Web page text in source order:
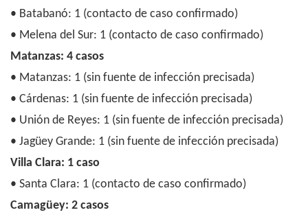
• Batabanó: 1 (contacto de caso confirmado)
• Melena del Sur: 1 (contacto de caso confirmado)
Matanzas: 4 casos
• Matanzas: 1 (sin fuente de infección precisada)
• Cárdenas: 1 (sin fuente de infección precisada)
• Unión de Reyes: 1 (sin fuente de infección precisada)
• Jagüey Grande: 1 (sin fuente de infección precisada)
Villa Clara: 1 caso
• Santa Clara: 1 (contacto de caso confirmado)
Camagüey: 2 casos